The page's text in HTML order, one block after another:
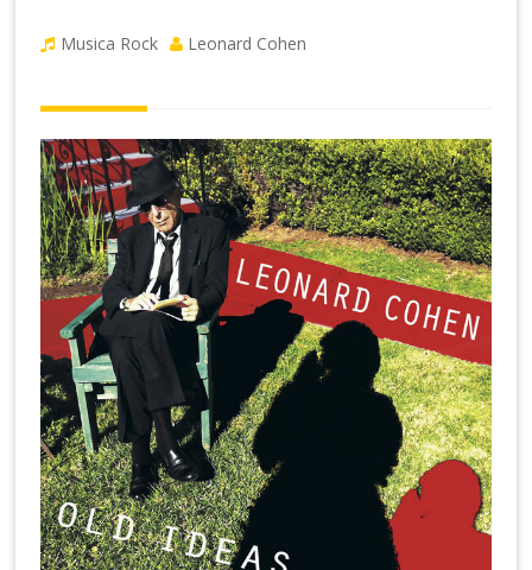
Musica Rock Leonard Cohen